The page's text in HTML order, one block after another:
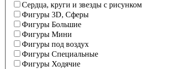
Сердца, круги и звезды с рисунком
Фигуры 3D, Сферы
Фигуры Большие
Фигуры Мини
Фигуры под воздух
Фигуры Специальные
Фигуры Ходячие